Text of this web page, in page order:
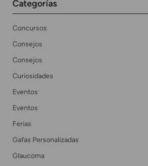
Categorías
Concursos
Consejos
Consejos
Curiosidades
Eventos
Eventos
Ferias
Gafas Personalizadas
Glaucoma